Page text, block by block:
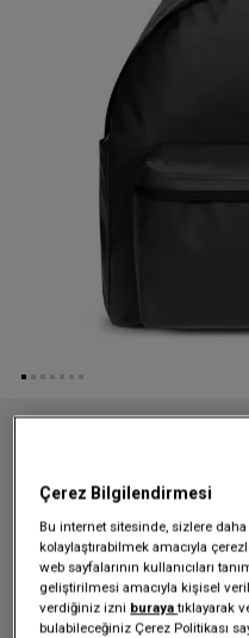
DAY PAK'R
ÇANTASI
4.399,00 TL
Çerez Bilgilendirmesi
Bu internet sitesinde, sizlere
kolaylaştırabilmek amacıyla
web sayfalarının kullanıcıları
geliştirilmesi amacıyla kişisel
verdiğiniz izni burayatıklayarak
bulabileceğiniz Çerez Politikası